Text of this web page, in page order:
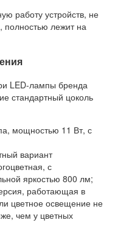
работу устройств, не
полностью лежит на
LED-лампы бренда
стандартный цоколь
мощностью 11 Вт, с
вариант
с
яркостью 800 лм;
работающая в
цветное освещение не
чем у цветных